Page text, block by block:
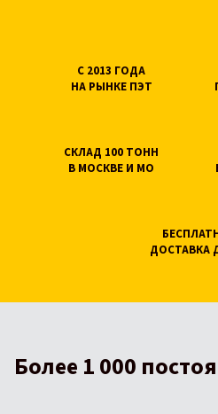
С 2013 ГОДА
НА РЫНКЕ ПЭТ
СКЛАД 100 ТОНН
В МОСКВЕ И МО
ДОСТАВКА
Более 1 000